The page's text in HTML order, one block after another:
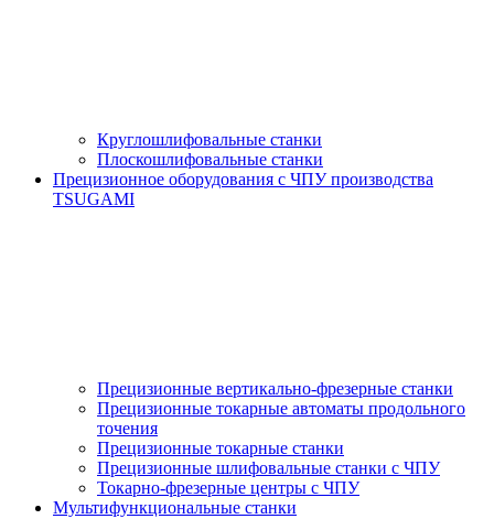
Круглошлифовальные станки
Плоскошлифовальные станки
Прецизионное оборудования с ЧПУ производства
TSUGAMI
Прецизионные вертикально-фрезерные станки
Прецизионные токарные автоматы продольного
точения
Прецизионные токарные станки
Прецизионные шлифовальные станки с ЧПУ
Токарно-фрезерные центры с ЧПУ
Мультифункциональные станки